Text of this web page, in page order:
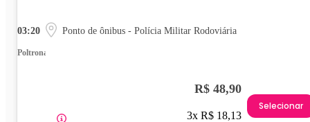
03:20 Ponto de ônibus - Polícia Militar Rodoviária
Poltrona
R$ 48,90
3x R$ 18,13
Selecionar